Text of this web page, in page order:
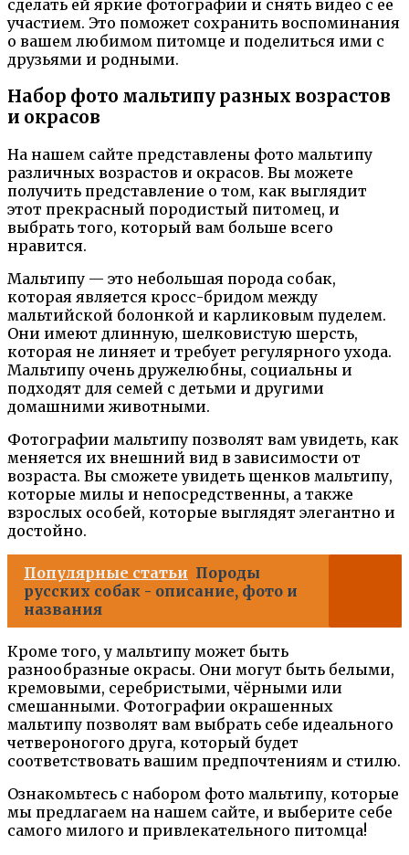
сделать ей яркие фотографии и снять видео с ее
участием. Это поможет сохранить воспоминания
о вашем любимом питомце и поделиться ими с
друзьями и родными.
Набор фото мальтипу разных возрастов
и окрасов
На нашем сайте представлены фото мальтипу
различных возрастов и окрасов. Вы можете
получить представление о том, как выглядит
этот прекрасный породистый питомец, и
выбрать того, который вам больше всего
нравится.
Мальтипу — это небольшая порода собак,
которая является кросс-бридом между
мальтийской болонкой и карликовым пуделем.
Они имеют длинную, шелковистую шерсть,
которая не линяет и требует регулярного ухода.
Мальтипу очень дружелюбны, социальны и
подходят для семей с детьми и другими
домашними животными.
Фотографии мальтипу позволят вам увидеть, как
меняется их внешний вид в зависимости от
возраста. Вы сможете увидеть щенков мальтипу,
которые милы и непосредственны, а также
взрослых особей, которые выглядят элегантно и
достойно.
Популярные статьи Породы
русских собак - описание, фото и
названия
Кроме того, у мальтипу может быть
разнообразные окрасы. Они могут быть белыми,
кремовыми, серебристыми, чёрными или
смешанными. Фотографии окрашенных
мальтипу позволят вам выбрать себе идеального
четвероногого друга, который будет
соответствовать вашим предпочтениям и стилю.
Ознакомьтесь с набором фото мальтипу, которые
мы предлагаем на нашем сайте, и выберите себе
самого милого и привлекательного питомца!